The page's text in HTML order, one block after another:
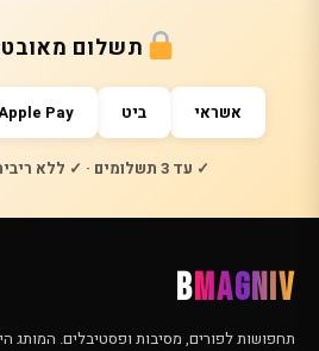
תשלום מאובטח ·
אשראי ביט Pay
✓ עד 3 תשלומים · ✓ ללא ריבית · ✓ ניתן לפצל
BMAGNIV
תחפושות לפורים, מסיבות ופסטיבלים. המותג